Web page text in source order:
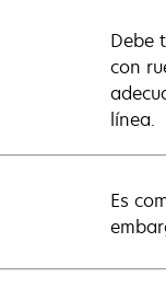
Debe
con
línea.
Es